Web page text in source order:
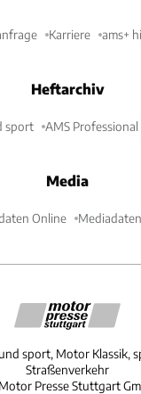
Karriere ams+
Heftarchiv
sport AMS Professional
Media
Online
sport, Motor Klassik,
Straßenverkehr
Presse Stuttgart